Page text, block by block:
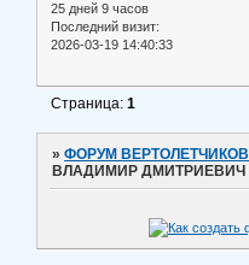
25 дней 9 часов
Последний визит:
2026-03-19 14:40:33
Страница:1
»ФОРУМ ВЕРТОЛЕТЧИКОВ
ВЛАДИМИР ДМИТРИЕВИЧ